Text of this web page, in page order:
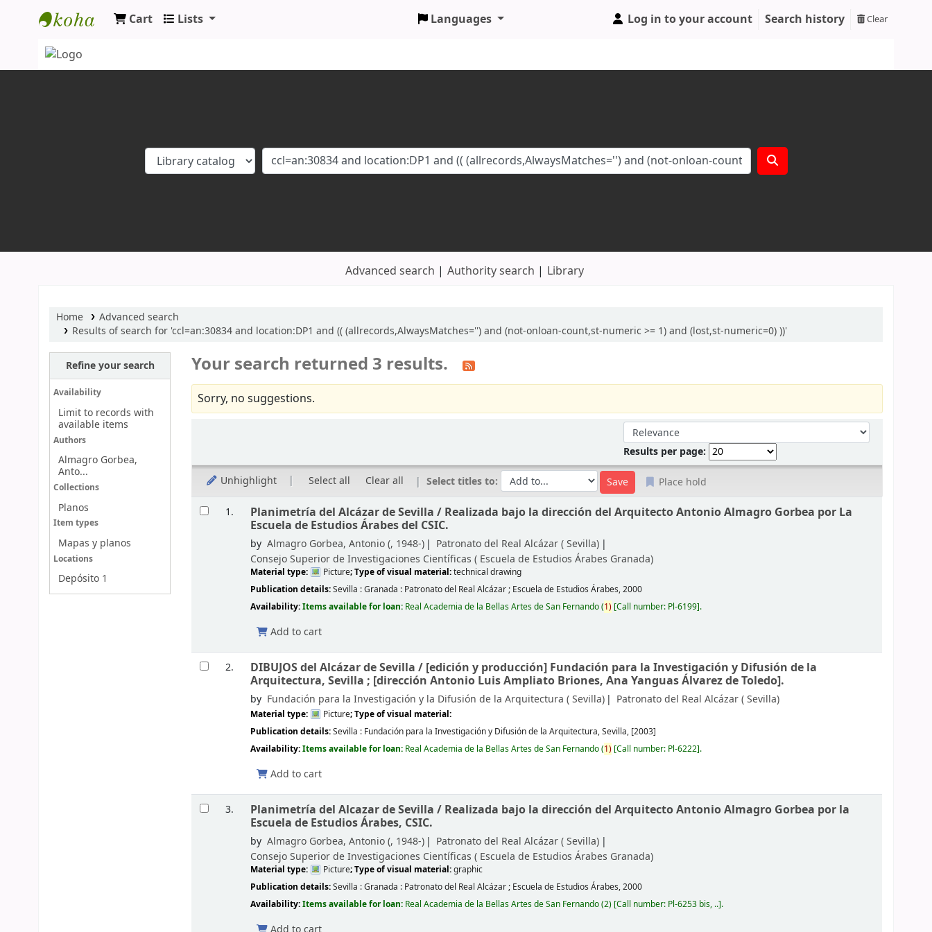
Koha online
Cart Lists Languages Log in to your account Search history Clear
Advanced search Authority search Library
Home
Advanced search
Results of search for 'ccl=an:30834 and location:DP1 and (( (allrecords,AlwaysMatches='') and (not-onloan-count,st-numeric >= 1) and (lost,st-numeric=0) ))'
Refine your search
Availability
Limit to records with
available items
Authors
Almagro Gorbea,
Anto...
Collections
Planos
Item types
Mapas y planos
Locations
Depósito 1
Your search returned 3 results.
Sorry, no suggestions.
Sort by:
Results per page:
Unhighlight Select all Clear all Select titles to: Place hold
Results
1. Planimetría del Alcázar de Sevilla / Realizada bajo la dirección del Arquitecto Antonio Almagro Gorbea por La
Escuela de Estudios Árabes del CSIC.
by Almagro Gorbea, Antonio (, 1948-) Patronato del Real Alcázar (Sevilla)
Consejo Superior de Investigaciones Científicas ( Escuela de Estudios Árabes Granada)
Material type: Picture; Type of visual material:technical drawing
Publication details:Sevilla : Granada : Patronato del Real Alcázar ; Escuela de Estudios Árabes,2000
Availability:Items available for loan: Real Academia de la Bellas Artes de San Fernando(1) Call number: Pl-6199 .
Add to cart
2. DIBUJOS del Alcázar de Sevilla / [edición y producción] Fundación para la Investigación y Difusión de la
Arquitectura, Sevilla ; [dirección Antonio Luis Ampliato Briones, Ana Yanguas Álvarez de Toledo].
by Fundación para la Investigación y la Difusión de la Arquitectura (Sevilla) Patronato del Real Alcázar (Sevilla)
Material type: Picture; Type of visual material:
Publication details:Sevilla : Fundación para la Investigación y Difusión de la Arquitectura, Sevilla, [2003]
Availability:Items available for loan: Real Academia de la Bellas Artes de San Fernando(1) Call number: Pl-6222 .
Add to cart
3. Planimetría del Alcazar de Sevilla / Realizada bajo la dirección del Arquitecto Antonio Almagro Gorbea por la
Escuela de Estudios Árabes, CSIC.
by Almagro Gorbea, Antonio (, 1948-) Patronato del Real Alcázar (Sevilla)
Consejo Superior de Investigaciones Científicas ( Escuela de Estudios Árabes Granada)
Material type: Picture; Type of visual material:graphic
Publication details:Sevilla : Granada : Patronato del Real Alcázar ; Escuela de Estudios Árabes,2000
Availability:Items available for loan: Real Academia de la Bellas Artes de San Fernando(2) Call number: Pl-6253 bis, .. .